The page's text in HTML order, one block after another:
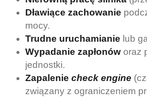
Dławiące zachowanie
mocy.
Trudne uruchamianie lub
Wypadanie zapłonów oraz
jednostki.
Zapalenie check engine
związany z ograniczeniem